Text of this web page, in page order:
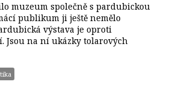
muzeum společně s pardubickou
publikum ji ještě nemělo
výstava je oproti
Jsou na ní ukázky tolarových